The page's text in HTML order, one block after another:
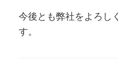
今後とも弊社をよろし
す。